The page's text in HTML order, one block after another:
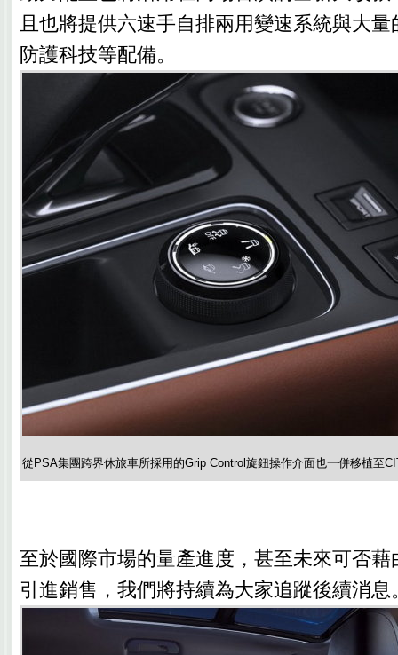
且也將提供六速手自排兩用變速系統與大
防護科技等配備。
從PSA集團跨界休旅車所採用的Grip Control旋鈕操作介面也一併移植至
至於國際市場的量產進度，甚至未來可否
引進銷售，我們將持續為大家追蹤後續消息